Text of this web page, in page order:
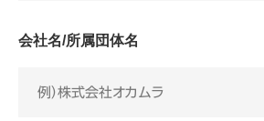
会社名/所属団体名